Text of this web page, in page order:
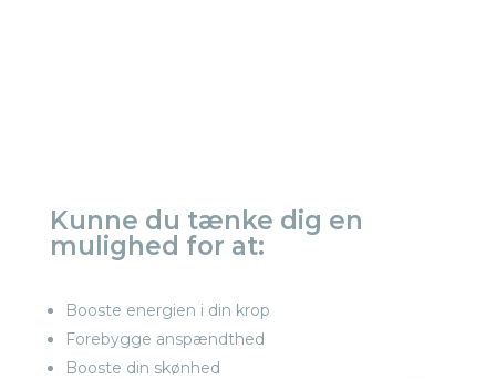
Kunne du tænke dig en
mulighed for at:
Booste energien i din krop
Forebygge anspændthed
Booste din skønhed